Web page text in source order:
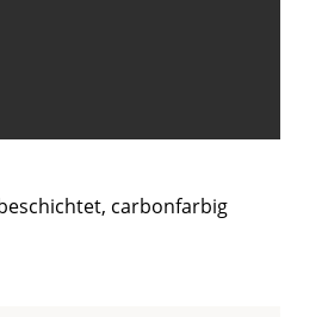
carbonfarbig